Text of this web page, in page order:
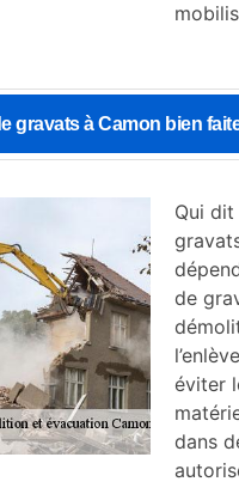
gravats à Camon bien
Qui
de
éviter
dans